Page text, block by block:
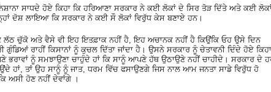
ਸਾਧਦੇ ਹੋਏ ਕਿਹਾ ਕਿ ਹਰਿਆਣਾ ਸਰਕਾਰ ਨੇ ਕਈ ਲੋਕਾਂ ਦੇ ਸਿਰ ਤੋੜ ਦਿੱਤੇ ਅਤੇ ਕਈ
ਦੋਸ਼ ਲਾਇਆ ਕਿ ਸਰਕਾਰ ਨੇ ਕਈ ਸੌ ਲੋਕਾਂ ਵਿਰੁੱਧ ਕੇਸ ਬਣਾਏ ਹਨ।
ਲੱਠ ਚੁੱਕੋ ਅਤੇ ਵੈਸੇ ਵੀ ਇਹ ਇਤਫ਼ਾਕ ਨਹੀਂ ਹੈ, ਇਹ ਅਚਾਨਕ ਨਹੀਂ ਹੈ ਕਿਉਂਕਿ ਓਹ ਉਸੇ ਦਿਨ
ਰਾਹੀਂ ਕਿਸਾਨਾਂ ਨੂੰ ਕੁਚਲ ਦਿੱਤਾ ਜਾਂਦਾ ਹੈ। ਉਸਨੇ ਸਰਕਾਰ ਨੂੰ ਚੇਤਾਵਨੀ ਦਿੰਦੇ ਹੋਏ ਕਿਹਾ,
ਭਰਾਵਾਂ ਨੂੰ ਸਮਝਾਉਣਾ ਚਾਹੁੰਦੇ ਹਾਂ ਕਿ ਸਾਨੂੰ ਆਪਣੇ ਹੱਥ ਉਠਾਉਣੇ ਨਹੀਂ ਚਾਹੀਦੇ। ਸਰਕਾਰ ਦੇ
ਤਾਂ ਉਹ ਸਾਨੂੰ ਨੂੰ ਜਾਤ, ਧਰਮ ਵਿੱਚ ਫਸਾਉਣਗੇ ਜਿਸ ਨਾਲ ਆਮ ਜਨਤਾ ਸਾਡੇ ਵਿਰੁੱਧ ਹੋ
ਅਸੀ ਹੋਣ ਨਹੀਂ ਦੇਵਾਂਗੇ ।